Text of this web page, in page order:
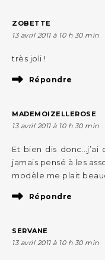
ZOBETTE
13 avril 2011 à 10 h 30 min
très joli !
Répondre
MADEMOIZELLEROSE
13 avril 2011 à 10 h 30 min
Et bien dis donc…j’ai
jamais pensé à les
modèle me plait
Répondre
SERVANE
13 avril 2011 à 10 h 30 min